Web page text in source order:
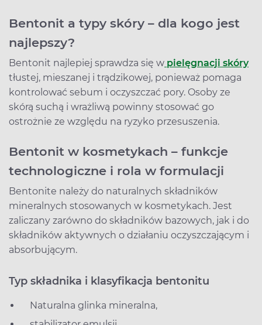
Bentonit a typy skóry – dla kogo jest
najlepszy?
Bentonit najlepiej sprawdza się w pielęgnacji skóry
tłustej, mieszanej i trądzikowej, ponieważ pomaga
kontrolować sebum i oczyszczać pory. Osoby ze
skórą suchą i wrażliwą powinny stosować go
ostrożnie ze względu na ryzyko przesuszenia.
Bentonit w kosmetykach – funkcje
technologiczne i rola w formulacji
Bentonite należy do naturalnych składników
mineralnych stosowanych w kosmetykach. Jest
zaliczany zarówno do składników bazowych, jak i do
składników aktywnych o działaniu oczyszczającym i
absorbującym.
Typ składnika i klasyfikacja bentonitu
Naturalna glinka mineralna,